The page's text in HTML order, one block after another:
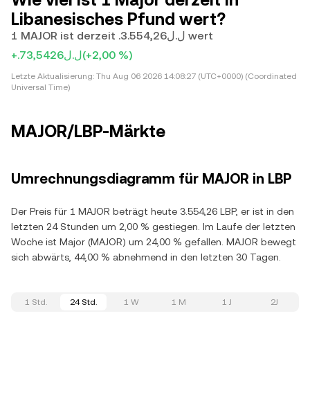
Libanesisches Pfund wert?
1 MAJOR ist derzeit .ل.ل3.554,26 wert
+.ل.ل73,5426(+2,00 %)
Letzte Aktualisierung: Thu Aug 06 2026 14:08:27 (UTC+0000) (Coordinated
Universal Time)
MAJOR/LBP-Märkte
Umrechnungsdiagramm für MAJOR in LBP
Der Preis für 1 MAJOR beträgt heute 3.554,26 LBP, er ist in den
letzten 24 Stunden um 2,00 % gestiegen. Im Laufe der letzten
Woche ist Major (MAJOR) um 24,00 % gefallen. MAJOR bewegt
sich abwärts, 44,00 % abnehmend in den letzten 30 Tagen.
1 Std. 24 Std. 1 W 1 M 1 J 2J